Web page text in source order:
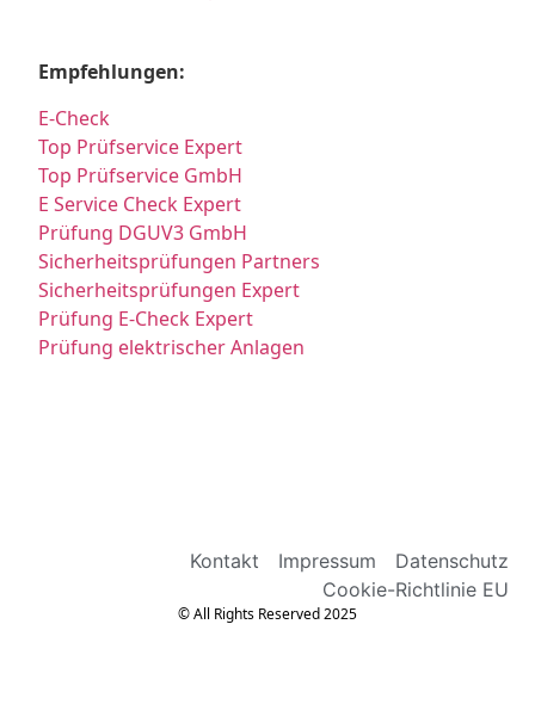
Empfehlungen:
E-Check
Top Prüfservice Expert
Top Prüfservice GmbH
E Service Check Expert
Prüfung DGUV3 GmbH
Sicherheitsprüfungen Partners
Sicherheitsprüfungen Expert
Prüfung E-Check Expert
Prüfung elektrischer Anlagen
Kontakt Impressum
Datenschutz
Cookie-Richtlinie EU
© All Rights Reserved 2025